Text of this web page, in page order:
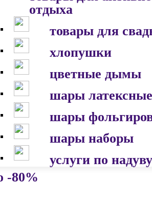
отдыха
товары для
хлопушки
цветные дымы
шары латексные
шары
шары наборы
услуги по надуву
-80%